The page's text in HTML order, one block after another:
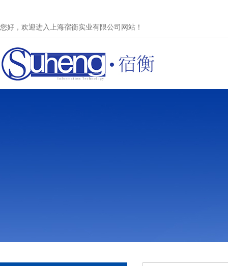
您好，欢迎进入上海宿衡实业有限公司网站！